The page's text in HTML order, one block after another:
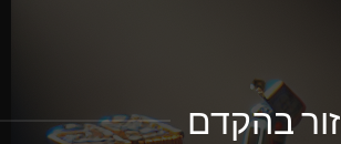
בהקדם